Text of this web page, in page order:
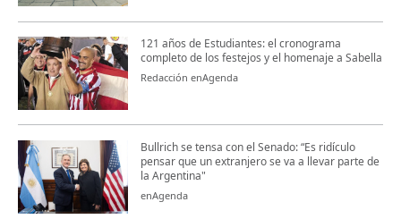
121 años de Estudiantes: el cronograma
completo de los festejos y el homenaje a Sabella
Redacción enAgenda
Bullrich se tensa con el Senado: “Es ridículo
pensar que un extranjero se va a llevar parte de
la Argentina"
enAgenda